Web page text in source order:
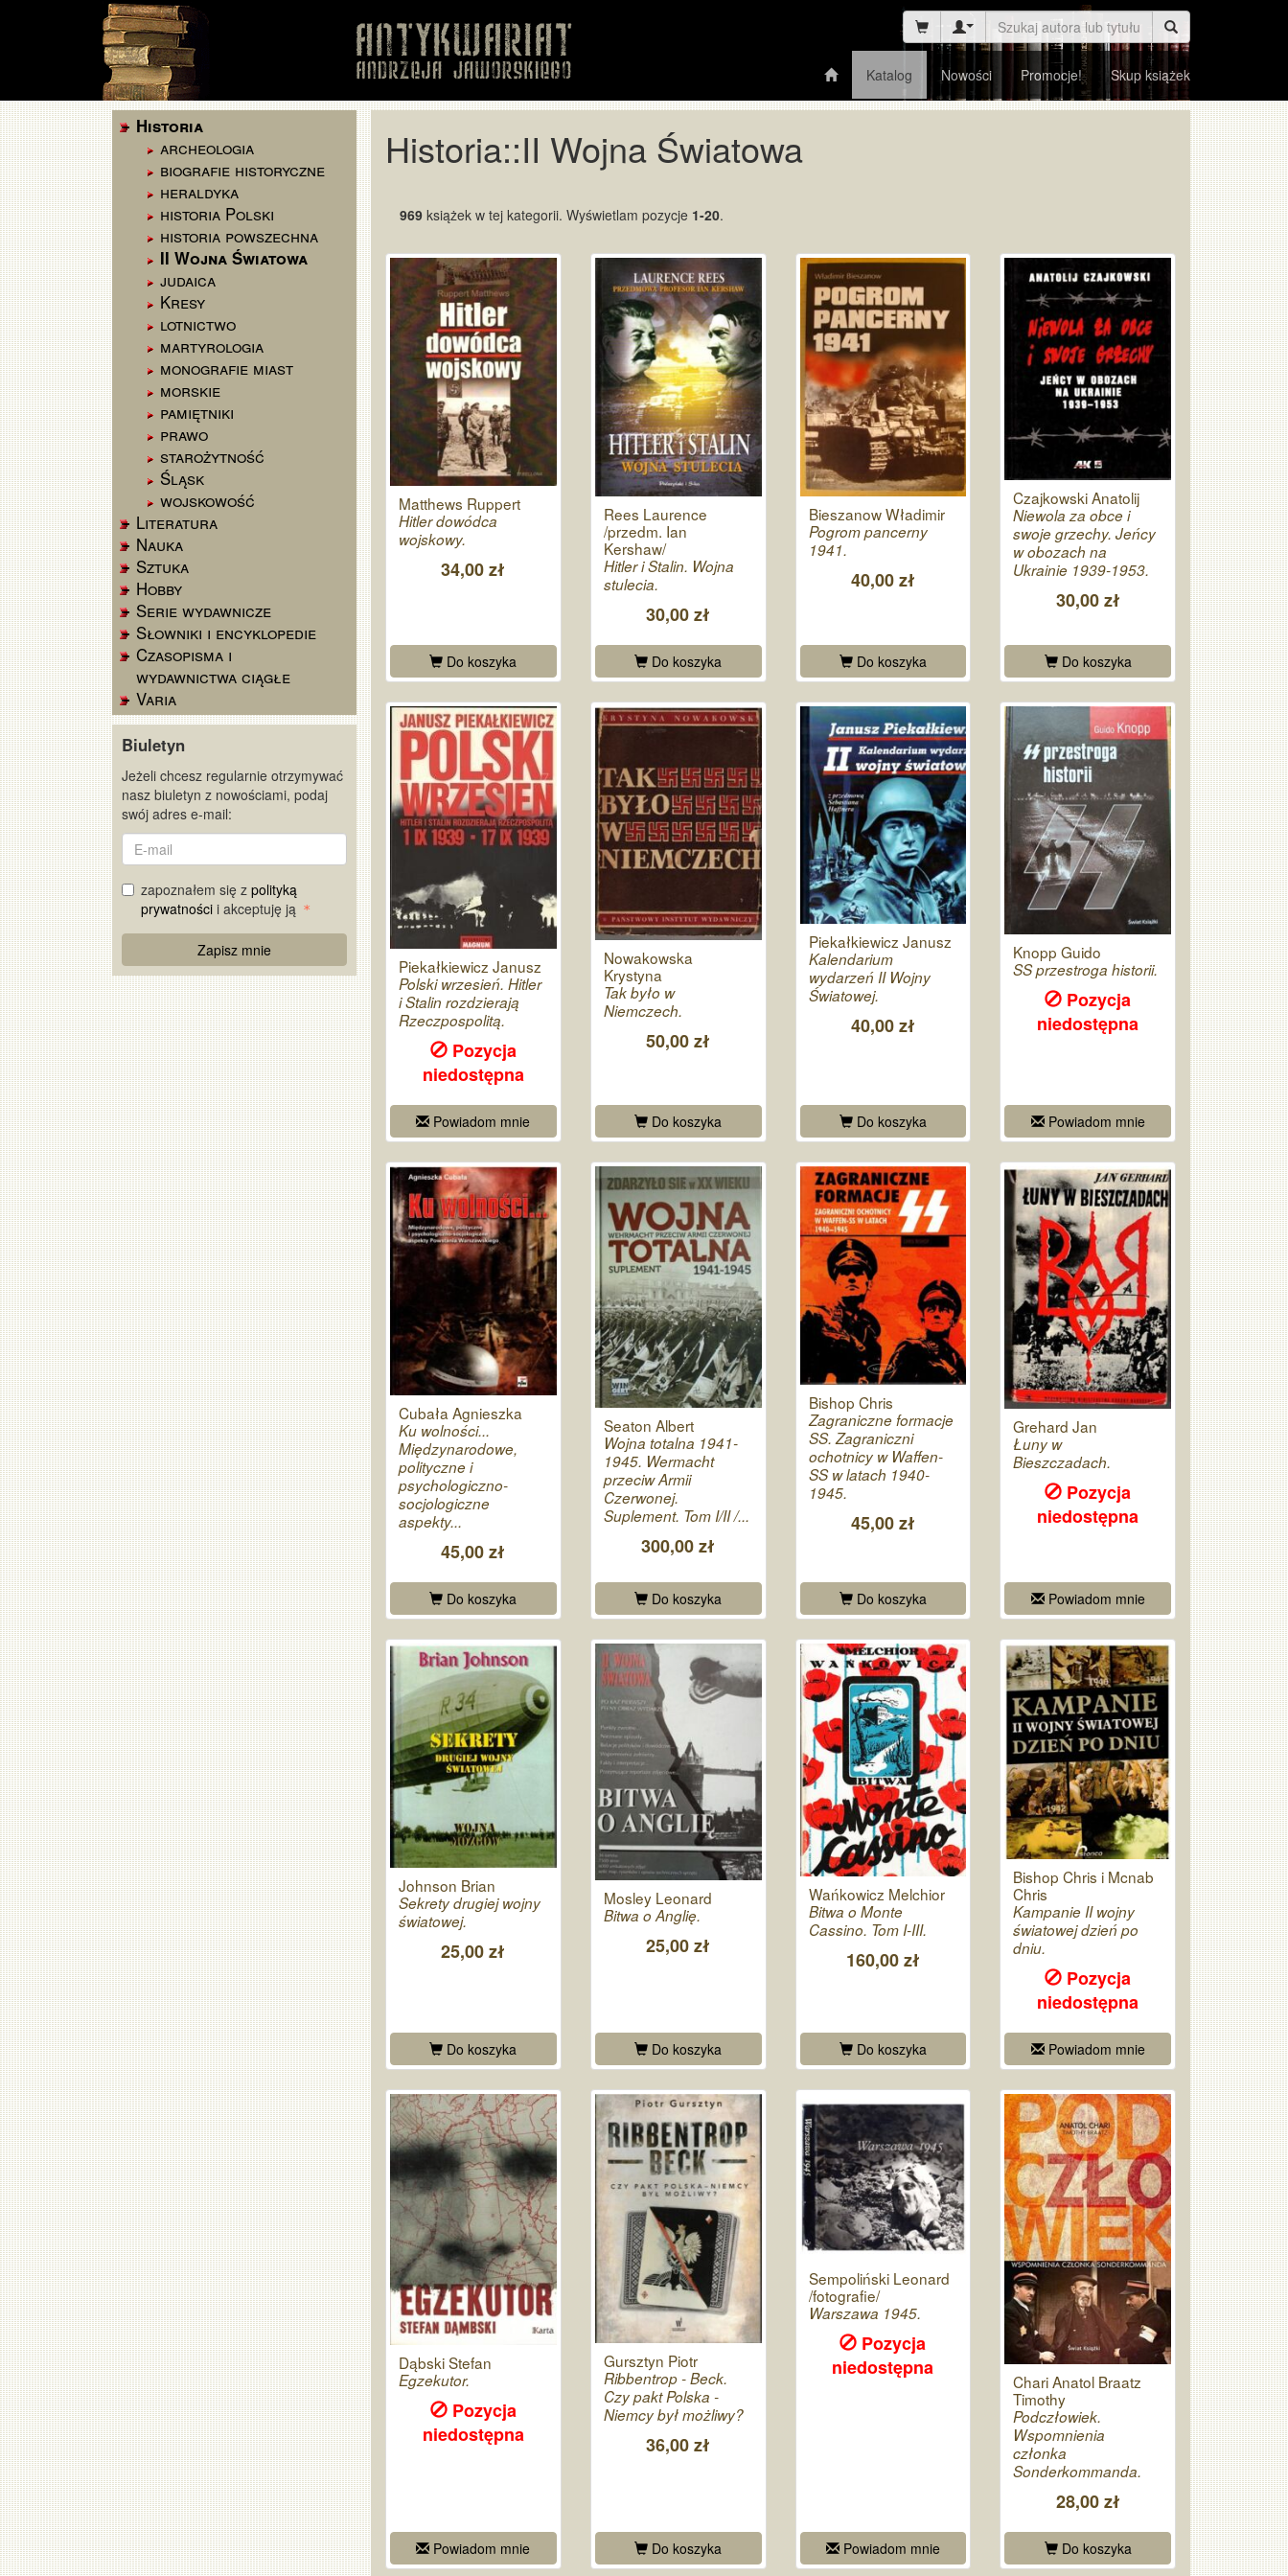
Katalog Nowości Promocje! Skup książek
Historia
archeologia
biografie historyczne
heraldyka
historia Polski
historia powszechna
II Wojna Światowa
judaica
Kresy
lotnictwo
martyrologia
monografie miast
morskie
pamiętniki
prawo
starożytność
Śląsk
wojskowość
Literatura
Nauka
Sztuka
Hobby
Serie wydawnicze
Słowniki i encyklopedie
Czasopisma i
wydawnictwa ciągłe
Varia
Biuletyn
Jeżeli chcesz regularnie otrzymywać
nasz biuletyn z nowościami, podaj
swój adres e-mail:
E-
mail
zapoznałem się z polityką
prywatności i akceptuję ją
Captcha
Zapisz mnie
Historia::II Wojna Światowa
969 książek w tej kategorii. Wyświetlam pozycje 1-20.
Matthews Ruppert
Hitler dowódca
wojskowy.
34,00 zł
Do koszyka
Rees Laurence
/przedm. Ian
Kershaw/
Hitler i Stalin. Wojna
stulecia.
30,00 zł
Do koszyka
Bieszanow Władimir
Pogrom pancerny
1941.
40,00 zł
Do koszyka
Czajkowski Anatolij
Niewola za obce i
swoje grzechy. Jeńcy
w obozach na
Ukrainie 1939-1953.
30,00 zł
Do koszyka
Piekałkiewicz Janusz
Polski wrzesień. Hitler
i Stalin rozdzierają
Rzeczpospolitą.
Pozycja
niedostępna
Powiadom mnie
Nowakowska
Krystyna
Tak było w
Niemczech.
50,00 zł
Do koszyka
Piekałkiewicz Janusz
Kalendarium
wydarzeń II Wojny
Światowej.
40,00 zł
Do koszyka
Knopp Guido
SS przestroga historii.
Pozycja
niedostępna
Powiadom mnie
Cubała Agnieszka
Ku wolności...
Międzynarodowe,
polityczne i
psychologiczno-
socjologiczne
aspekty...
45,00 zł
Do koszyka
Seaton Albert
Wojna totalna 1941-
1945. Wermacht
przeciw Armii
Czerwonej.
Suplement. Tom I/II /...
300,00 zł
Do koszyka
Bishop Chris
Zagraniczne formacje
SS. Zagraniczni
ochotnicy w Waffen-
SS w latach 1940-
1945.
45,00 zł
Do koszyka
Grehard Jan
Łuny w
Bieszczadach.
Pozycja
niedostępna
Powiadom mnie
Johnson Brian
Sekrety drugiej wojny
światowej.
25,00 zł
Do koszyka
Mosley Leonard
Bitwa o Anglię.
25,00 zł
Do koszyka
Wańkowicz Melchior
Bitwa o Monte
Cassino. Tom I-III.
160,00 zł
Do koszyka
Bishop Chris i Mcnab
Chris
Kampanie II wojny
światowej dzień po
dniu.
Pozycja
niedostępna
Powiadom mnie
Dąbski Stefan
Egzekutor.
Pozycja
niedostępna
Powiadom mnie
Gursztyn Piotr
Ribbentrop - Beck.
Czy pakt Polska -
Niemcy był możliwy?
36,00 zł
Do koszyka
Sempoliński Leonard
/fotografie/
Warszawa 1945.
Pozycja
niedostępna
Powiadom mnie
Chari Anatol Braatz
Timothy
Podczłowiek.
Wspomnienia
członka
Sonderkommanda.
28,00 zł
Do koszyka